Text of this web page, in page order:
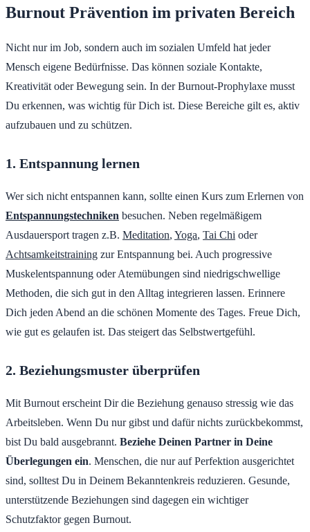
Burnout Prävention im privaten Bereich
Nicht nur im Job, sondern auch im sozialen Umfeld hat jeder
Mensch eigene Bedürfnisse. Das können soziale Kontakte,
Kreativität oder Bewegung sein. In der Burnout-Prophylaxe musst
Du erkennen, was wichtig für Dich ist. Diese Bereiche gilt es, aktiv
aufzubauen und zu schützen.
1. Entspannung lernen
Wer sich nicht entspannen kann, sollte einen Kurs zum Erlernen von
Entspannungstechniken besuchen. Neben regelmäßigem
Ausdauersport tragen z.B. Meditation, Yoga, Tai Chi oder
Achtsamkeitstraining zur Entspannung bei. Auch progressive
Muskelentspannung oder Atemübungen sind niedrigschwellige
Methoden, die sich gut in den Alltag integrieren lassen. Erinnere
Dich jeden Abend an die schönen Momente des Tages. Freue Dich,
wie gut es gelaufen ist. Das steigert das Selbstwertgefühl.
2. Beziehungsmuster überprüfen
Mit Burnout erscheint Dir die Beziehung genauso stressig wie das
Arbeitsleben. Wenn Du nur gibst und dafür nichts zurückbekommst,
bist Du bald ausgebrannt. Beziehe Deinen Partner in Deine
Überlegungen ein. Menschen, die nur auf Perfektion ausgerichtet
sind, solltest Du in Deinem Bekanntenkreis reduzieren. Gesunde,
unterstützende Beziehungen sind dagegen ein wichtiger
Schutzfaktor gegen Burnout.